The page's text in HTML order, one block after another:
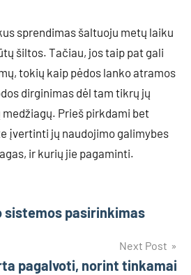
sprendimas šaltuoju metų laiku
šiltos. Tačiau, jos taip pat gali
tokių kaip pėdos lanko atramos
dirginimas dėl tam tikrų jų
Prieš pirkdami bet
įvertinti jų naudojimo galimybes
ir kurių jie pagaminti.
sistemos pasirinkimas
Next Post
pagalvoti, norint tinkamai